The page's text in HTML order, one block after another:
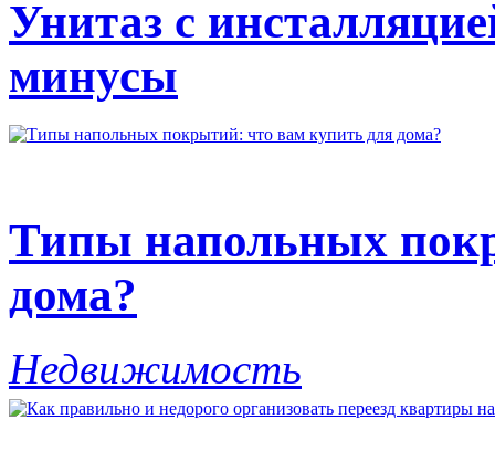
Унитаз с
минусы
Типы напольных
дома?
Недвижимость